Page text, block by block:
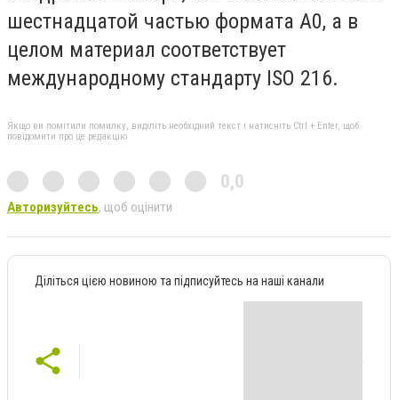
шестнадцатой частью формата А0, а в
целом материал соответствует
международному стандарту ISO 216.
Якщо ви помітили помилку, виділіть необхідний текст і натисніть Ctrl + Enter, щоб
повідомити про це редакцію
0,0
Авторизуйтесь, щоб оцінити
Діліться цією новиною та підписуйтесь на наші канали